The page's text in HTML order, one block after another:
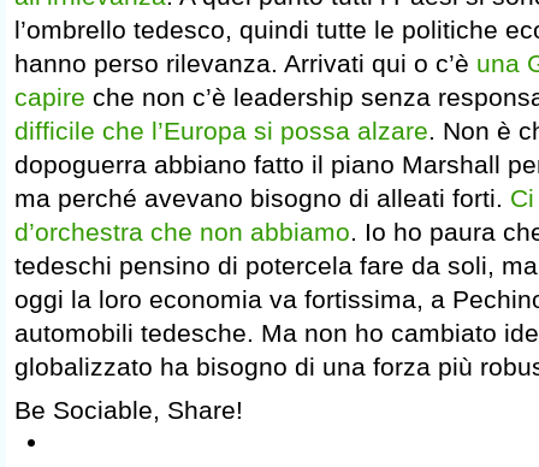
l’ombrello tedesco, quindi tutte le politiche
hanno perso rilevanza. Arrivati qui o c’è una
capire che non c’è leadership senza
difficile che l’Europa si possa alzare. Non è
dopoguerra abbiano fatto il piano Marshall
ma perché avevano bisogno di alleati forti.
d’orchestra che non abbiamo. Io ho paura
tedeschi pensino di potercela fare da soli,
oggi la loro economia va fortissima, a
automobili tedesche. Ma non ho cambiato
globalizzato ha bisogno di una forza più
Be Sociable, Share!